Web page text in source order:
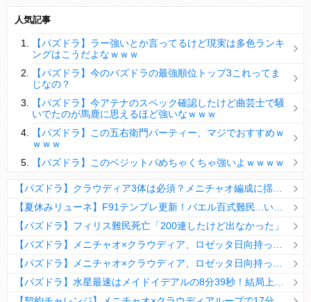
【パズドラ】陣とか覚醒大小の方がええやろか？
ＤｅＮＡ山崎憲晴 左膝靭帯の手術を無事に終了
Powered by livedoor 相互RSS
人気記事
【パズドラ】ラー強いとか言ってるけど現実は多色ランキ
ングはこうだよなｗｗｗ
【パズドラ】今のパズドラの最強順位トップ3これってま
じなの？
【パズドラ】今アテナのスペック確認したけど曲芸士で騒
いでたのが馬鹿に思えるほど強いなｗｗｗ
【パズドラ】この五右衛門パーティー、マジでおすすめｗ
ｗｗｗ
【パズドラ】このベジットパめちゃくちゃ強いよｗｗｗｗ
【パズドラ】フィリス難民死亡「200連したけど出なかった」